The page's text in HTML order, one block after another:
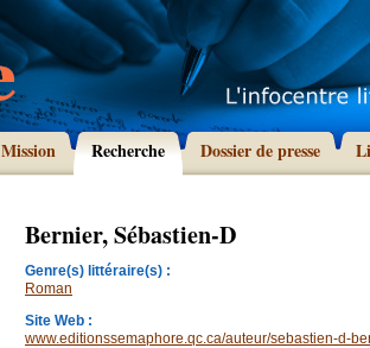
Mission Recherche Dossier de presse
Bernier, Sébastien-D
Genre(s) littéraire(s) :
Roman
Site Web :
www.editionssemaphore.qc.ca/auteur/sebastien-d-